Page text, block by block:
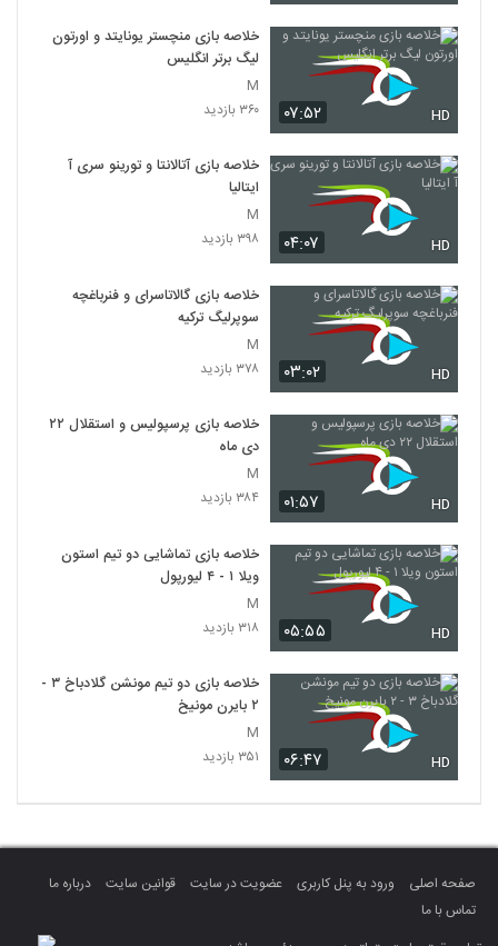
۰۷:۵۲ HD
خلاصه بازی منچستر یونایتد و اورتون
لیگ برتر انگلیس
M
۳۶۰ بازدید
۰۴:۰۷ HD
خلاصه بازی آتالانتا و تورینو سری آ
ایتالیا
M
۳۹۸ بازدید
۰۳:۰۲ HD
خلاصه بازی گالاتاسرای و فنرباغچه
سوپرلیگ ترکیه
M
۳۷۸ بازدید
۰۱:۵۷ HD
خلاصه بازی پرسپولیس و استقلال ۲۲
دی ماه
M
۳۸۴ بازدید
۰۵:۵۵ HD
خلاصه بازی تماشایی دو تیم استون
ویلا ۱ - ۴ لیورپول
M
۳۱۸ بازدید
۰۶:۴۷ HD
خلاصه بازی دو تیم مونشن گلادباخ ۳ -
۲ بایرن مونیخ
M
۳۵۱ بازدید
صفحه اصلی ورود به پنل کاربری عضویت در سایت قوانین سایت
درباره ما
تماس با ما